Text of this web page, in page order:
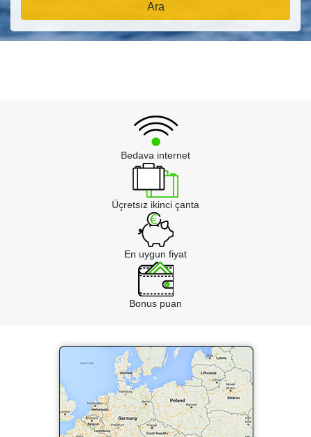
Ara
Bedava internet
Üçretsız ikinci çanta
En uygun fiyat
Bonus puan